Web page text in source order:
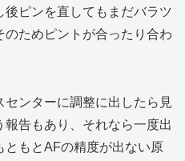
ピンを直してもまだバラツ
ためピントが合ったり合わ
ンターに調整に出したら見
告もあり、それなら一度出
ともとAFの精度が出ない原